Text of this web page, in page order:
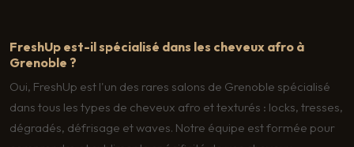
FreshUp est-il spécialisé dans les cheveux afro à
Grenoble ?
Oui, FreshUp est l'un des rares salons de Grenoble spécialisé
dans tous les types de cheveux afro et texturés : locks, tresses,
dégradés, défrisage et waves. Notre équipe est formée pour